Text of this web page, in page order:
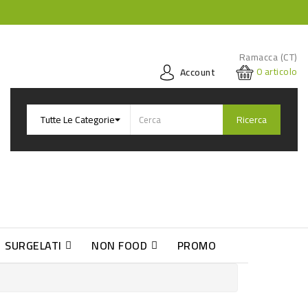
Ramacca (CT)
Account
0articolo
Ricerca
SURGELATI NON FOOD PROMO